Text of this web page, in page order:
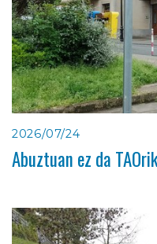
2026/07/24
Abuztuan ez da